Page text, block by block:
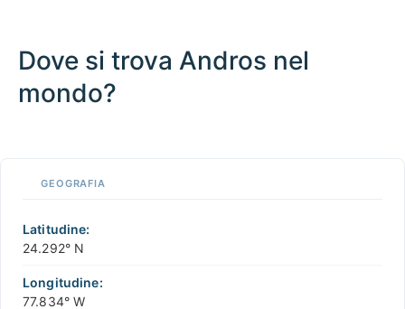
Dove si trova Andros nel
mondo?
−
GEOGRAFIA
Latitudine:
24.292° N
Longitudine:
77.834° W